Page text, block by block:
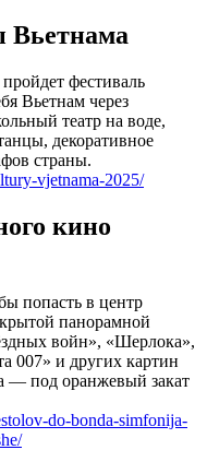
Вьетнама
фестиваль
Вьетнам через
театр на воде,
декоративное
страны.
vjetnama-2025/
кино
попасть в центр
панорамной
войн», «Шерлока»,
007» и других картин
— под оранжевый закат
do-bonda-simfonija-